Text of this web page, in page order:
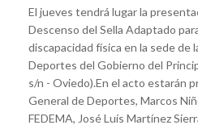
El jueves tendrá lugar la
Descenso del Sella Adaptado
discapacidad física en la sede de
Deportes del Gobierno del
s/n - Oviedo).En el acto estarán
General de Deportes, Marcos
FEDEMA, José Luís Martínez